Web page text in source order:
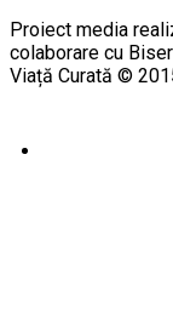
Proiect media
colaborare cu
Viață Curată ©